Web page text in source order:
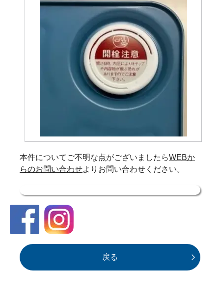
本件についてご不明な点がございましたらWEBか
らのお問い合わせよりお問い合わせください。
戻る